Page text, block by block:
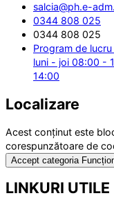
salcia@ph.e-
0344 808 025
0344 808 025
Program de
luni - joi 08:00 -
14:00
Localizare
Acest conținut este
corespunzătoare de
Accept categoria
LINKURI UTILE